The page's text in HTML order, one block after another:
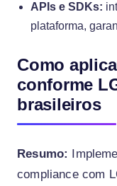
APIs e SDKs:
plataforma,
Como
conforme
brasileiros
Resumo:
compliance com